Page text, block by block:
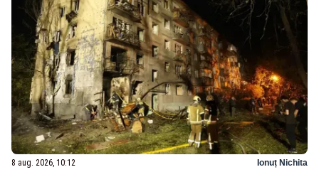
8 aug. 2026, 10:12 Ionuț Nichita